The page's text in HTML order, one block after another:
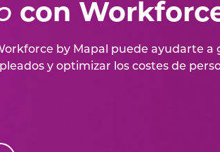
con
by Mapal puede ayudarte a
y optimizar los costes de